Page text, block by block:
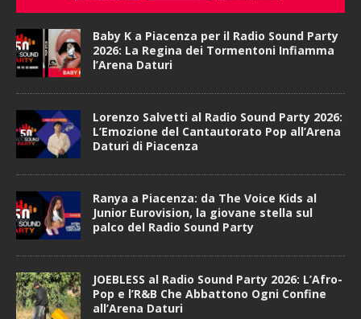
Baby K a Piacenza per il Radio Sound Party
2026: La Regina dei Tormentoni Infiamma
l’Arena Daturi
Lorenzo Salvetti al Radio Sound Party 2026:
L’Emozione del Cantautorato Pop all’Arena
Daturi di Piacenza
Ranya a Piacenza: da The Voice Kids al
Junior Eurovision, la giovane stella sul
palco del Radio Sound Party
JOEBLESS al Radio Sound Party 2026: L’Afro-
Pop e l’R&B Che Abbattono Ogni Confine
all’Arena Daturi